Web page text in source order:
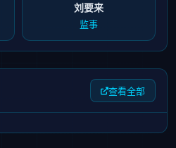
刘要来
监事
查看全部